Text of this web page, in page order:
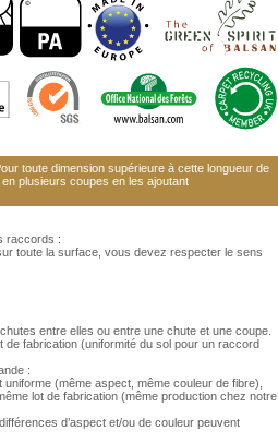
toute dimension supérieure à cette longueur de
plusieurs coupes en les ajoutant
raccords :
toute la surface, vous devez respecter le sens
entre elles ou entre une chute et une coupe.
fabrication (uniformité du sol pour un raccord
:
(même aspect, même couleur de fibre),
lot de fabrication (même production chez notre
d’aspect et/ou de couleur peuvent